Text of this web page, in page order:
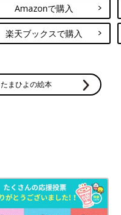
Amazonで購入
楽天ブックスで購入
たまひよの絵本